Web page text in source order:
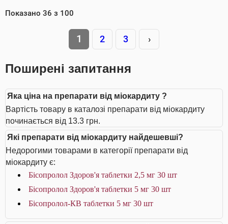
Показано 36 з 100
1 2 3 ›
Поширені запитання
Яка ціна на препарати від міокардиту ?
Вартість товару в каталозі препарати від міокардиту
починається від 13.3 грн.
Які препарати від міокардиту найдешевші?
Недорогими товарами в категорії препарати від
міокардиту є:
Бісопролол Здоров'я таблетки 2,5 мг 30 шт
Бісопролол Здоров'я таблетки 5 мг 30 шт
Бісопролол-КВ таблетки 5 мг 30 шт